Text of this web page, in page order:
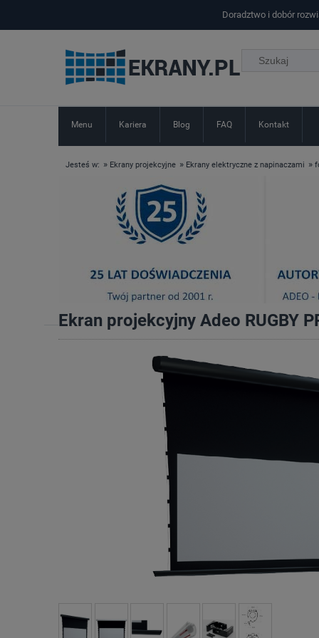
Doradztwo i dobór
Menu Kariera Blog FAQ Kontakt
Jesteś w: » Ekrany projekcyjne » Ekrany elektryczne z napinaczami »
Ekran projekcyjny Adeo RUGBY